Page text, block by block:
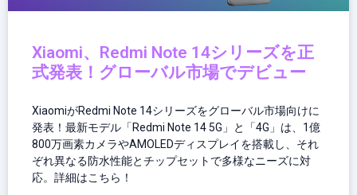
Xiaomi、Redmi Note 14シリーズを正
式発表！グローバル市場でデビュー
XiaomiがRedmi Note 14シリーズをグローバル市場向けに
発表！最新モデル「Redmi Note 14 5G」と「4G」は、1億
800万画素カメラやAMOLEDディスプレイを搭載し、それ
ぞれ異なる防水性能とチップセットで多様なニーズに対
応。詳細はこちら！